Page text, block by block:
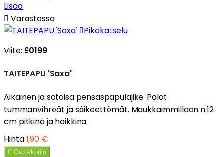
Lisää
 Varastossa
Pikakatselu
Viite: 90199
TAITEPAPU 'Saxa'
Aikainen ja satoisa pensaspapulajike. Palot
tummanvihreät ja säikeettömät. Maukkaimmillaan n.12
cm pitkinä ja hoikkina.
Hinta1,90 €
 Ostoskoriin